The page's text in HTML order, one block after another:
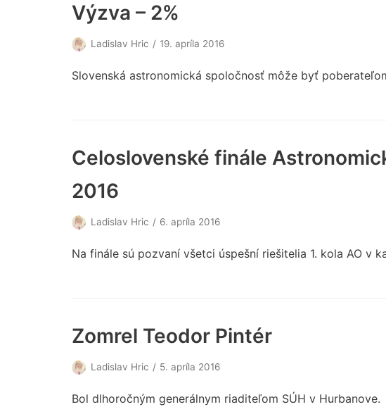
Výzva – 2%
Ladislav Hric 19. apríla 2016
Slovenská astronomická spoločnosť môže byť
Celoslovenské finále
2016
Ladislav Hric 6. apríla 2016
Na finále sú pozvaní všetci úspešní riešitelia 1. kola AO v
Zomrel Teodor Pintér
Ladislav Hric 5. apríla 2016
Bol dlhoročným generálnym riaditeľom SÚH v Hurbanove.